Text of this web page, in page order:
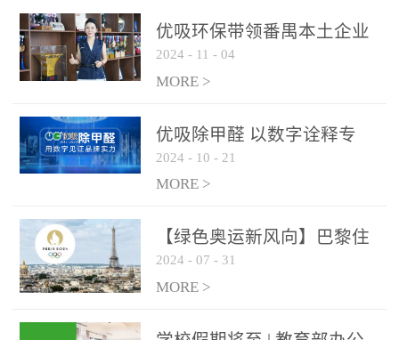
优吸环保带领番禺本​土企业
勇敢破局向“新”
2024 - 11 - 04
MORE >
优吸除甲醛 以数字诠释专
业，尽显除醛品牌实力！
2024 - 10 - 21
MORE >
【绿色奥运新风向】巴黎住
宿风波：优吸环保共建健康
绿色家居
2024 - 07 - 31
MORE >